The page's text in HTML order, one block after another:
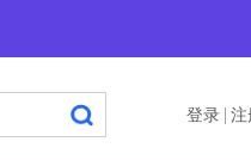
登录 注